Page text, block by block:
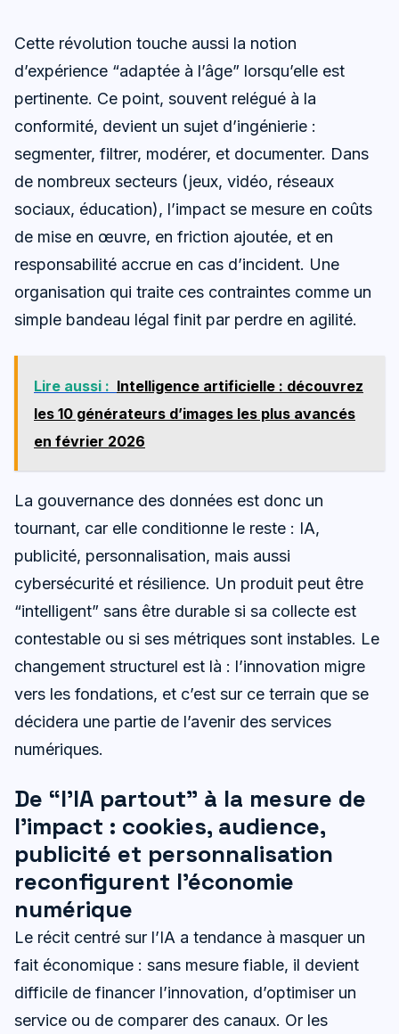
Cette révolution touche aussi la notion
d’expérience “adaptée à l’âge” lorsqu’elle est
pertinente. Ce point, souvent relégué à la
conformité, devient un sujet d’ingénierie :
segmenter, filtrer, modérer, et documenter. Dans
de nombreux secteurs (jeux, vidéo, réseaux
sociaux, éducation), l’impact se mesure en coûts
de mise en œuvre, en friction ajoutée, et en
responsabilité accrue en cas d’incident. Une
organisation qui traite ces contraintes comme un
simple bandeau légal finit par perdre en agilité.
Lire aussi : Intelligence artificielle : découvrez
les 10 générateurs d’images les plus avancés
en février 2026
La gouvernance des données est donc un
tournant, car elle conditionne le reste : IA,
publicité, personnalisation, mais aussi
cybersécurité et résilience. Un produit peut être
“intelligent” sans être durable si sa collecte est
contestable ou si ses métriques sont instables. Le
changement structurel est là : l’innovation migre
vers les fondations, et c’est sur ce terrain que se
décidera une partie de l’avenir des services
numériques.
De “l’IA partout” à la mesure de
l’impact : cookies, audience,
publicité et personnalisation
reconfigurent l’économie
numérique
Le récit centré sur l’IA a tendance à masquer un
fait économique : sans mesure fiable, il devient
difficile de financer l’innovation, d’optimiser un
service ou de comparer des canaux. Or les